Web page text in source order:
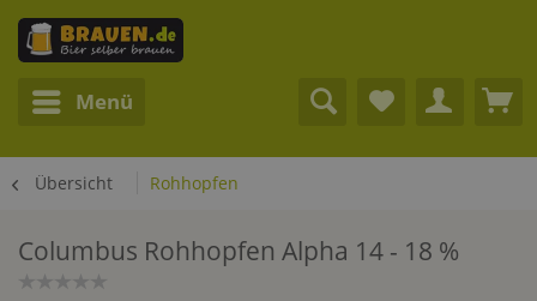
Menü
Übersicht Rohhopfen
Columbus Rohhopfen Alpha 14 - 18 %